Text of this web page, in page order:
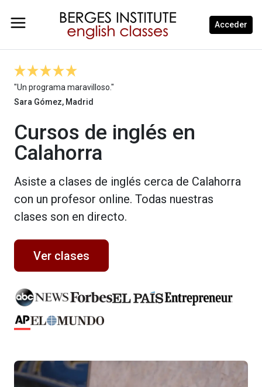
Acceder
"Un programa maravilloso."
Sara Gómez, Madrid
Cursos de inglés en
Calahorra
Asiste a clases de inglés cerca de Calahorra
con un profesor online. Todas nuestras
clases son en directo.
Ver clases